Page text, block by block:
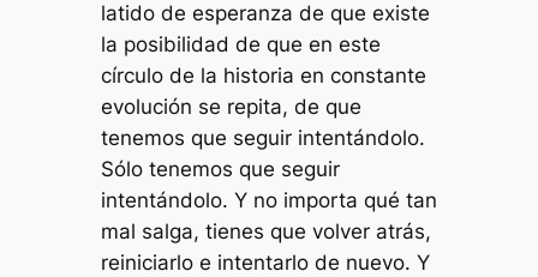
latido de esperanza de que existe
la posibilidad de que en este
círculo de la historia en constante
evolución se repita, de que
tenemos que seguir intentándolo.
Sólo tenemos que seguir
intentándolo. Y no importa qué tan
mal salga, tienes que volver atrás,
reiniciarlo e intentarlo de nuevo. Y